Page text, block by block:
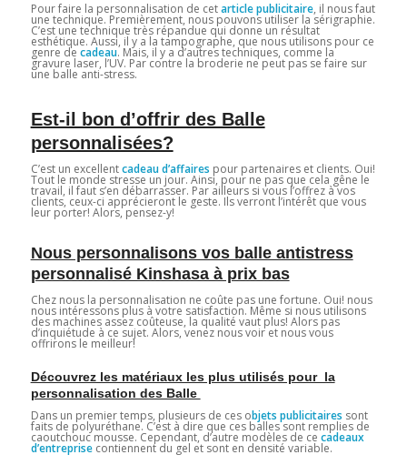
Pour faire la personnalisation de cetarticle publicitaire, il nous faut
une technique. Premièrement, nous pouvons utiliser la sérigraphie.
C’est une technique très répandue qui donne un résultat
esthétique. Aussi, il y a la tampographe, que nous utilisons pour ce
genre de cadeau. Mais, il y a d’autres techniques, comme la
gravure laser, l’UV. Par contre la broderie ne peut pas se faire sur
une balle anti-stress.
Est-il bon d’offrir des Balle
personnalisées?
C’est un excellentcadeau d’affaires pour partenaires et clients. Oui!
Tout le monde stresse un jour. Ainsi, pour ne pas que cela gêne le
travail, il faut s’en débarrasser. Par ailleurs si vous l’offrez à vos
clients, ceux-ci apprécieront le geste. Ils verront l’intérêt que vous
leur porter! Alors, pensez-y!
Nous personnalisons vos balle antistress
personnalisé Kinshasa à prix bas
Chez nous la personnalisation ne coûte pas une fortune. Oui! nous
nous intéressons plus à votre satisfaction. Même si nous utilisons
des machines assez coûteuse, la qualité vaut plus! Alors pas
d’inquiétude à ce sujet. Alors, venez nous voir et nous vous
offrirons le meilleur!
Découvrez les matériaux les plus utilisés pour la
personnalisation des Balle
Dans un premier temps, plusieurs de ces objets publicitaires sont
faits de polyuréthane. C’est à dire que ces balles sont remplies de
caoutchouc mousse. Cependant, d’autre modèles de ce cadeaux
d’entreprisecontiennent du gel et sont en densité variable.